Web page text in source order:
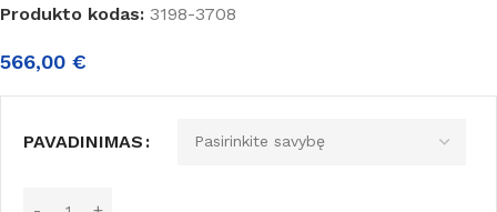
Produkto kodas: 3198-3708
566,00 €
PAVADINIMAS